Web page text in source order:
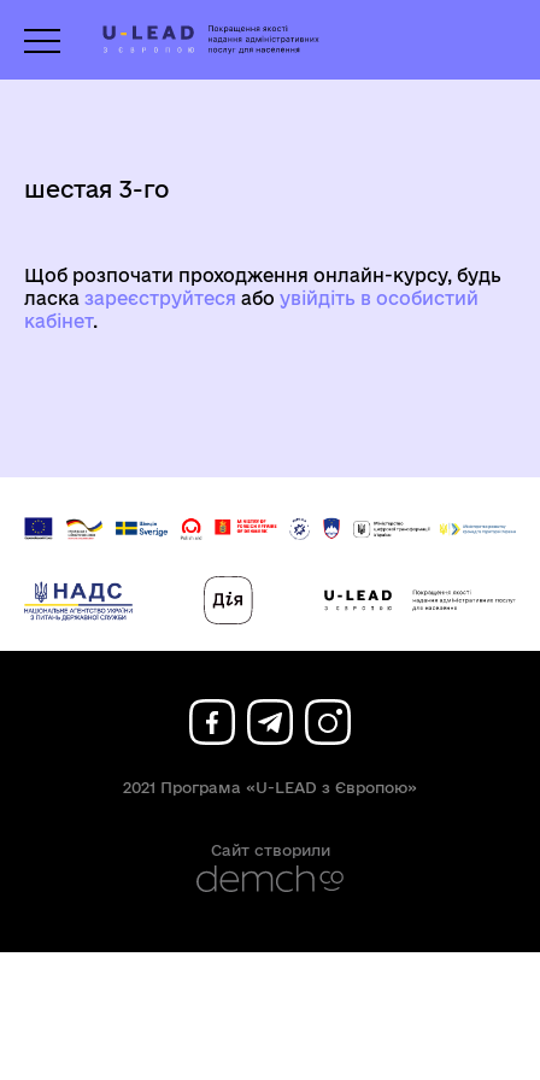
шестая 3-го
Щоб розпочати проходження онлайн-курсу, будь
ласка зареєструйтеся aбо увійдіть в особистий
кабінет.
2021 Програма «U-LEAD з Європою»
Сайт створили